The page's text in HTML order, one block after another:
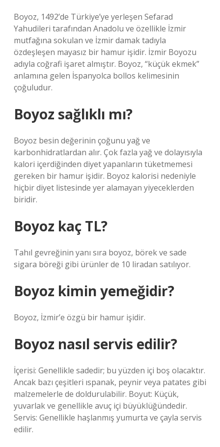
Boyoz, 1492’de Türkiye’ye yerleşen Sefarad
Yahudileri tarafından Anadolu ve özellikle İzmir
mutfağına sokulan ve İzmir damak tadıyla
özdeşleşen mayasız bir hamur işidir. İzmir Boyozu
adıyla coğrafi işaret almıştır. Boyoz, “küçük ekmek”
anlamına gelen İspanyolca bollos kelimesinin
çoğuludur.
Boyoz sağlıklı mı?
Boyoz besin değerinin çoğunu yağ ve
karbonhidratlardan alır. Çok fazla yağ ve dolayısıyla
kalori içerdiğinden diyet yapanların tüketmemesi
gereken bir hamur işidir. Boyoz kalorisi nedeniyle
hiçbir diyet listesinde yer alamayan yiyeceklerden
biridir.
Boyoz kaç TL?
Tahıl gevreğinin yanı sıra boyoz, börek ve sade
sigara böreği gibi ürünler de 10 liradan satılıyor.
Boyoz kimin yemeğidir?
Boyoz, İzmir’e özgü bir hamur işidir.
Boyoz nasıl servis edilir?
İçerisi: Genellikle sadedir; bu yüzden içi boş olacaktır.
Ancak bazı çeşitleri ıspanak, peynir veya patates gibi
malzemelerle de doldurulabilir. Boyut: Küçük,
yuvarlak ve genellikle avuç içi büyüklüğündedir.
Servis: Genellikle haşlanmış yumurta ve çayla servis
edilir.